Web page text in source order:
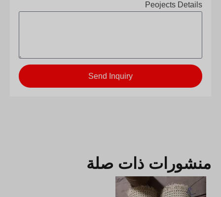
Peojects Details
Send Inquiry
منشورات ذات صلة